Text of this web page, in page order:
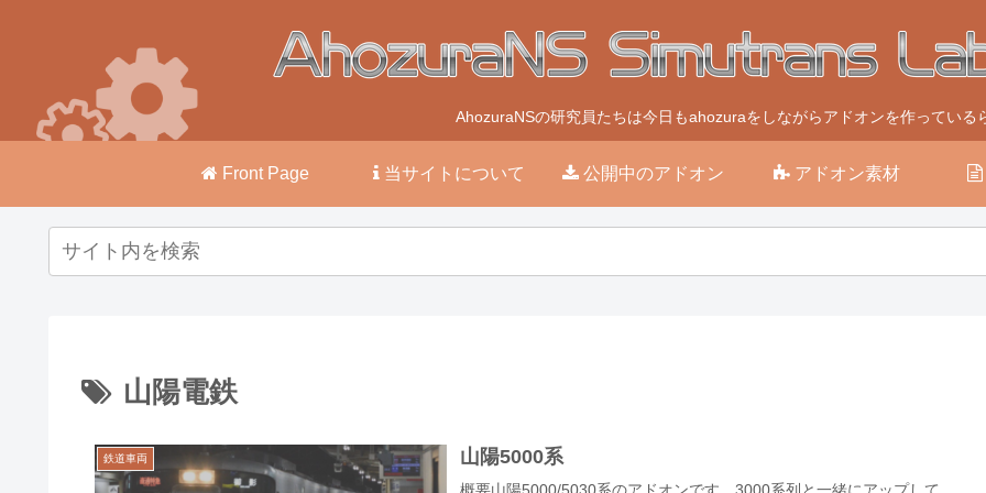
AhozuraNSの研究員たちは今日もahozuraをしながらアドオンを作っている
Front Page 当サイトについて 公開中のアドオン アドオン素材
山陽電鉄
鉄道車両 山陽5000系